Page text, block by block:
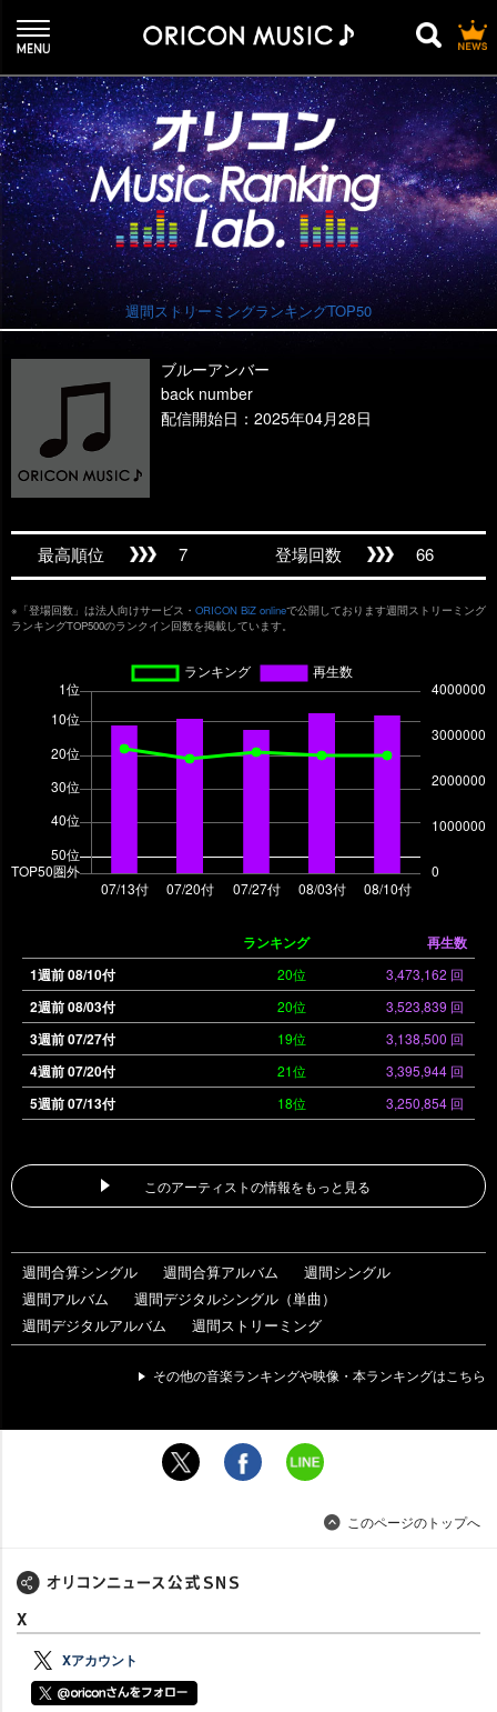
週間ストリーミングランキングTOP50
ブルーアンバー
back number
配信開始日：2025年04月28日
最高順位 7 登場回数 66
※「登場回数」は法人向けサービス・ ORICON BiZ onlineで公開しております週間ストリーミング
ランキングTOP500のランクイン回数を掲載しています。
ランキング
再生数
1週前 08/10付
20位 3,473,162 回
2週前 08/03付 20位 3,523,839 回
3週前 07/27付 19位 3,138,500 回
4週前 07/20付 21位 3,395,944 回
5週前 07/13付 18位 3,250,854 回
このアーティストの情報をもっと見る
週間合算シングル 週間合算アルバム
週間シングル
週間アルバム
週間デジタルシングル（単曲）
週間デジタルアルバム
週間ストリーミング
その他の音楽ランキングや映像・本ランキングはこちら
このページのトップへ
X
Xアカウント